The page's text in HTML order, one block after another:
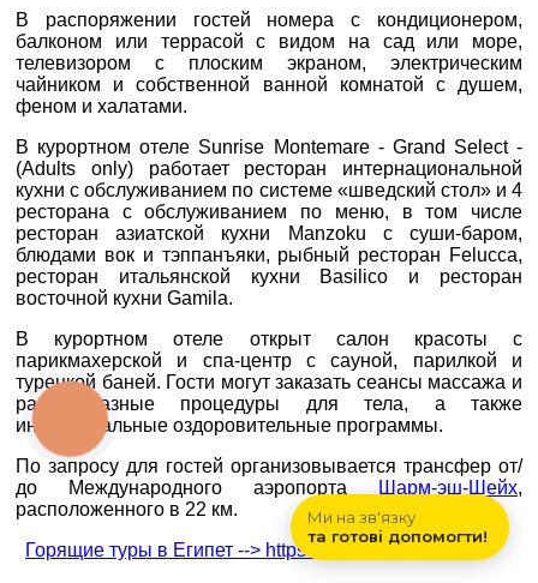
+38 (099) 180-32-43,
+38 (093) 180-32-43,
0800 33 01 80
zp_city@aventour.ua
Сб 10:00 - 15:00
Харків
вул. Сумська 77/79
+38 (067) 180-32-43,
+38 (099) 180-32-43,
+38 (093) 180-32-43,
0800 33 01 80
kh_city@aventour.ua
Пн. - Пт. 9:00 - 18:00
Сб 10:00 - 15:00
В распоряжении гостей номера с кондиционером,
балконом или террасой с видом на сад или море,
телевизором с плоским экраном, электрическим
чайником и собственной ванной комнатой с душем,
феном и халатами.
В курортном отеле Sunrise Montemare - Grand Select -
(Adults only) работает ресторан интернациональной
кухни с обслуживанием по системе «шведский стол» и 4
ресторана с обслуживанием по меню, в том числе
ресторан азиатской кухни Manzoku с суши-баром,
блюдами вок и тэппанъяки, рыбный ресторан Felucca,
ресторан итальянской кухни Basilico и ресторан
восточной кухни Gamila.
В курортном отеле открыт салон красоты с
парикмахерской и спа-центр с сауной, парилкой и
турецкой баней. Гости могут заказать сеансы массажа и
разнообразные процедуры для тела, а также
индивидуальные оздоровительные программы.
По запросу для гостей организовывается трансфер от/
до Международного аэропорта
Шарм-эш-Шейх,
расположенного в 22 км.
Горящие туры в Египет --> https://aventour.ua/egipet/
ДЕ ПРОЖИВАЄТЕ
ПРИМІТКИ
* поля обов'язкові для
заповнення
Ми на зв'язку
та готові допомогти!